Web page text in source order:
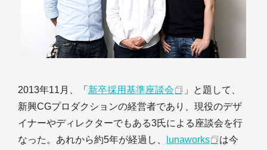
2013年11月、「 新卒採用基準座談会
」と題して、
新興CGプロダクションの経営者であり、現役のデザ
イナーやディレクターでもある3氏による座談会を行
なった。あれから約5年が経過し、
lunaworks
は今